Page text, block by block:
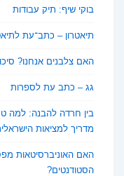
בוקי שיף: תיק עבודות
תיאטרון – כתב־עת
האם צלבנים אנחנו?
גג – כתב עת לספרות
בין חרדה להבנה: למה
מדריך למציאות
האם האוניברסיטאות
הסטודנטים?